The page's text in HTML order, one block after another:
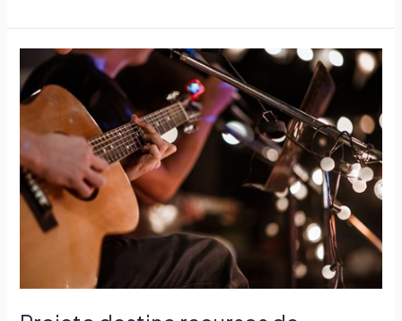
Projeto
destina
recursos
músicas
em
domínio
público
para
preservação